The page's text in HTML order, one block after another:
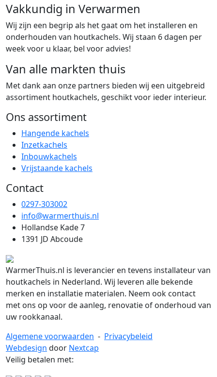
Vakkundig in Verwarmen
Wij zijn een begrip als het gaat om het installeren en
onderhouden van houtkachels. Wij staan 6 dagen per
week voor u klaar, bel voor advies!
Van alle markten thuis
Met dank aan onze partners bieden wij een uitgebreid
assortiment houtkachels, geschikt voor ieder interieur.
Ons assortiment
Hangende kachels
Inzetkachels
Inbouwkachels
Vrijstaande kachels
Contact
0297-303002
info@warmerthuis.nl
Hollandse Kade 7
1391 JD Abcoude
WarmerThuis.nl is leverancier en tevens installateur van
houtkachels in Nederland. Wij leveren alle bekende
merken en installatie materialen. Neem ook contact
met ons op voor de aanleg, renovatie of onderhoud van
uw rookkanaal.
Algemene voorwaarden - Privacybeleid
Webdesign door Nextcap
Veilig betalen met: